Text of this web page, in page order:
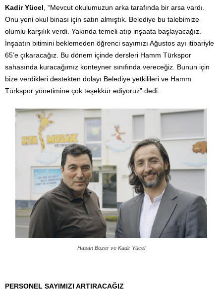
Kadir Yücel , “Mevcut okulumuzun arka tarafında bir arsa vardı.
Onu yeni okul binası için satın almıştık. Belediye bu talebimize
olumlu karşılık verdi. Yakında temeli atıp inşaata başlayacağız.
İnşaatın bitimini beklemeden öğrenci sayımızı Ağustos ayı itibariyle
65’e çıkaracağız. Bu dönem içinde dersleri Hamm Türkspor
sahasında kuracağımız konteyner sınıfında vereceğiz. Bunun için
bize verdikleri destekten dolayı Belediye yetkilileri ve Hamm
Türkspor yönetimine çok teşekkür ediyoruz” dedi.
Hasan Bozer ve Kadir Yücel
PERSONEL SAYIMIZI ARTIRACAĞIZ